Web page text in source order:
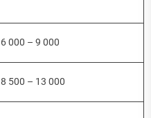
6 000 – 9 000
8 500 – 13 000